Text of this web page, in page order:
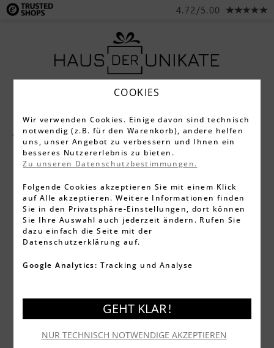
4.72/5.00
Alle Produkte Schmuck Ohrringe
COOKIES
Wir verwenden Cookies. Einige davon sind technisch
notwendig (z.B. für den Warenkorb), andere helfen
uns, unser Angebot zu verbessern und Ihnen ein
besseres Nutzererlebnis zu bieten.
Zu unseren Datenschutzbestimmungen.
Folgende Cookies akzeptieren Sie mit einem Klick
auf Alle akzeptieren. Weitere Informationen finden
Sie in den Privatsphäre-Einstellungen, dort können
Sie Ihre Auswahl auch jederzeit ändern. Rufen Sie
dazu einfach die Seite mit der
Datenschutzerklärung auf.
Google Analytics: Tracking und Analyse
NUR TECHNISCH NOTWENDIGE AKZEPTIEREN
GEHT KLAR !